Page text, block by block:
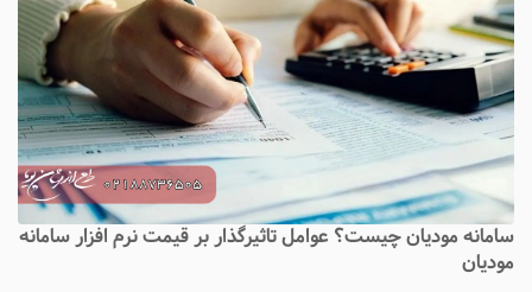
سامانه مودیان چیست؟ عوامل تاثیرگذار بر قیمت نرم افزار سامانه
مودیان